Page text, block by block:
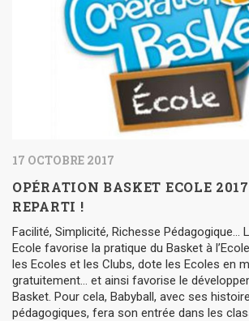
17 OCTOBRE 2017
OPÉRATION BASKET ECOLE
REPARTI !
Facilité, Simplicité, Richesse Pédagogique…
Ecole favorise la pratique du Basket à
les Ecoles et les Clubs, dote les Ecoles en
gratuitement… et ainsi favorise le
Basket. Pour cela, Babyball, avec ses
pédagogiques, fera son entrée dans les